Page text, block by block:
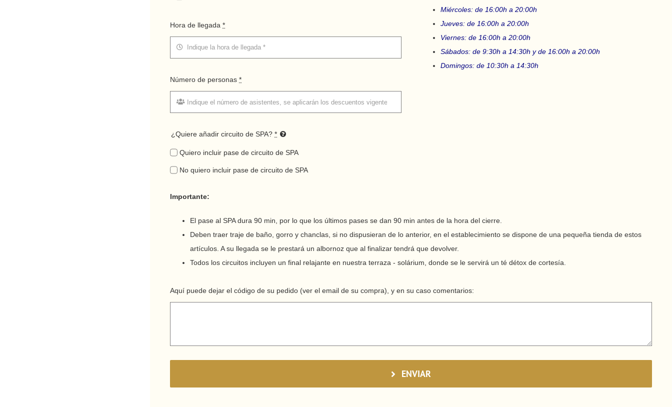
Hora de llegada*
Número de personas*
¿Quiere añadir circuito de SPA?*
Quiero incluir pase de circuito de SPA
No quiero incluir pase de circuito de SPA
Miércoles: de 16:00h a 20:00h
Jueves: de 16:00h a 20:00h
Viernes: de 16:00h a 20:00h
Sábados: de 9:30h a 14:30h y de 16:00h a 20:00h
Domingos: de 10:30h a 14:30h
Importante:
El pase al SPA dura 90 min, por lo que los últimos pases se dan 90 min antes de la hora del cierre.
Deben traer traje de baño, gorro y chanclas, si no dispusieran de lo anterior, en el establecimiento se dispone de una pequeña tienda de estos
artículos. A su llegada se le prestará un albornoz que al finalizar tendrá que devolver.
Todos los circuitos incluyen un final relajante en nuestra terraza - solárium, donde se le servirá un té détox de cortesía.
Aquí puede dejar el código de su pedido (ver el email de su compra), y en su caso comentarios:
ENVIAR